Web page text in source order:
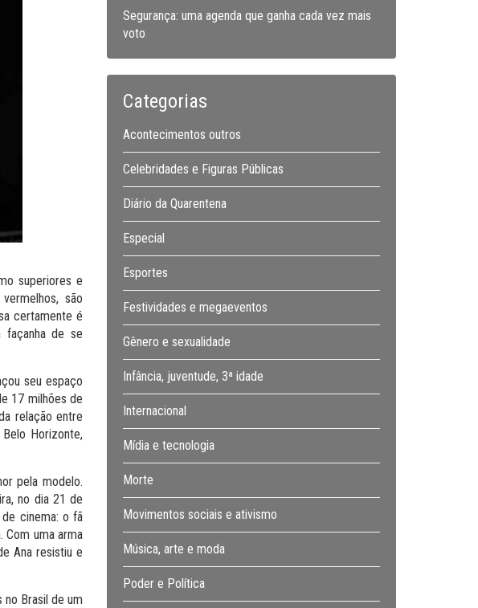
superiores e
são
certamente é
façanha de se
seu espaço
17 milhões de
relação entre
Horizonte,
pela modelo.
no dia 21 de
cinema: o fã
Com uma arma
Ana resistiu e
Brasil de um
Segurança: uma agenda que ganha cada vez mais
voto
Categorias
Acontecimentos outros
Celebridades e Figuras Públicas
Diário da Quarentena
Especial
Esportes
Festividades e megaeventos
Gênero e sexualidade
Infância, juventude, 3ª idade
Internacional
Mídia e tecnologia
Morte
Movimentos sociais e ativismo
Música, arte e moda
Poder e Política